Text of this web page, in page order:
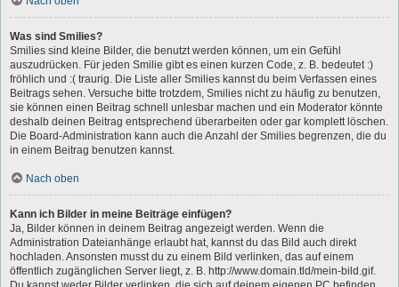
Was sind Smilies?
Smilies sind kleine Bilder, die benutzt werden können, um ein Gefühl
auszudrücken. Für jeden Smilie gibt es einen kurzen Code, z. B. bedeutet :)
fröhlich und :( traurig. Die Liste aller Smilies kannst du beim Verfassen eines
Beitrags sehen. Versuche bitte trotzdem, Smilies nicht zu häufig zu benutzen,
sie können einen Beitrag schnell unlesbar machen und ein Moderator könnte
deshalb deinen Beitrag entsprechend überarbeiten oder gar komplett löschen.
Die Board-Administration kann auch die Anzahl der Smilies begrenzen, die du
in einem Beitrag benutzen kannst.
Nach oben
Kann ich Bilder in meine Beiträge einfügen?
Ja, Bilder können in deinem Beitrag angezeigt werden. Wenn die
Administration Dateianhänge erlaubt hat, kannst du das Bild auch direkt
hochladen. Ansonsten musst du zu einem Bild verlinken, das auf einem
öffentlich zugänglichen Server liegt, z. B. http://www.domain.tld/mein-bild.gif.